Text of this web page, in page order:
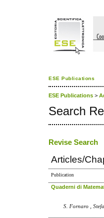
ESE Publications
ESE Publications >
Search
Revise Search
Articles/
Publication
Quaderni di
S. Fornaro ,